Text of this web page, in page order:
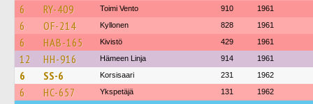
6 RY-409 Toimi Vento 910 1961
6 OF-214 Kyllonen 828 1961
6 HAB-165 Kivistö 429 1961
12 HH-916 Hämeen Linja 914 1961
6 SS-6 Korsisaari 231 1962
6 HC-657 Ykspetäjä 131 1962